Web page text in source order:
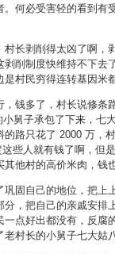
。何必受害轻的看到有
长剥削得太凶了啊，
剥削制度快维持不下去
村民穷得连转基因米
，钱多了，村长说修条
舅子承包了下来，七
的路只花了 2000 万，
些人就有钱了啊，但
他村的高价米肉，钱
巩固自己的地位，把上
分，把自己的亲戚安排
一点好出都没有，反腐
村长的小舅子七大姑